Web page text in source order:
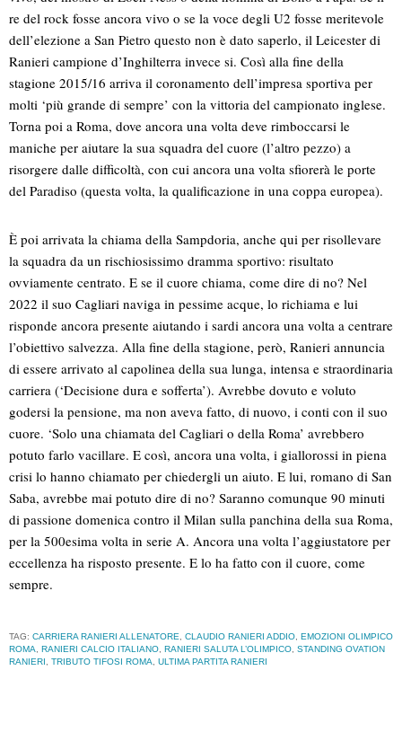
re del rock fosse ancora vivo o se la voce degli U2 fosse meritevole
dell’elezione a San Pietro questo non è dato saperlo, il Leicester di
Ranieri campione d’Inghilterra invece si. Così alla fine della
stagione 2015/16 arriva il coronamento dell’impresa sportiva per
molti ‘più grande di sempre’ con la vittoria del campionato inglese.
Torna poi a Roma, dove ancora una volta deve rimboccarsi le
maniche per aiutare la sua squadra del cuore (l’altro pezzo) a
risorgere dalle difficoltà, con cui ancora una volta sfiorerà le porte
del Paradiso (questa volta, la qualificazione in una coppa europea).
È poi arrivata la chiama della Sampdoria, anche qui per risollevare
la squadra da un rischiosissimo dramma sportivo: risultato
ovviamente centrato. E se il cuore chiama, come dire di no? Nel
2022 il suo Cagliari naviga in pessime acque, lo richiama e lui
risponde ancora presente aiutando i sardi ancora una volta a centrare
l’obiettivo salvezza. Alla fine della stagione, però, Ranieri annuncia
di essere arrivato al capolinea della sua lunga, intensa e straordinaria
carriera (‘Decisione dura e sofferta’). Avrebbe dovuto e voluto
godersi la pensione, ma non aveva fatto, di nuovo, i conti con il suo
cuore. ‘Solo una chiamata del Cagliari o della Roma’ avrebbero
potuto farlo vacillare. E così, ancora una volta, i giallorossi in piena
crisi lo hanno chiamato per chiedergli un aiuto. E lui, romano di San
Saba, avrebbe mai potuto dire di no? Saranno comunque 90 minuti
di passione domenica contro il Milan sulla panchina della sua Roma,
per la 500esima volta in serie A. Ancora una volta l’aggiustatore per
eccellenza ha risposto presente. E lo ha fatto con il cuore, come
sempre.
TAG: CARRIERA RANIERI ALLENATORE, CLAUDIO RANIERI ADDIO, EMOZIONI OLIMPICO
ROMA, RANIERI CALCIO ITALIANO, RANIERI SALUTA L’OLIMPICO, STANDING OVATION
RANIERI, TRIBUTO TIFOSI ROMA, ULTIMA PARTITA RANIERI